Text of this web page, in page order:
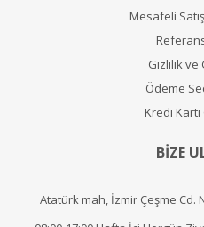
Mesafeli
Gizlilik ve
Ödeme
Kredi
BİZE
Atatürk mah, İzmir Çeşme Cd.